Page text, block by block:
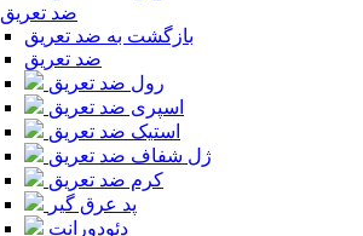
ضد تعریق
بازگشت به ضد تعریق
ضد تعریق
رول ضد تعریق
اسپری ضد تعریق
استیک ضد تعریق
ژل شفاف ضد تعریق
کرم ضد تعریق
پد عرق گیر
دئودورانت